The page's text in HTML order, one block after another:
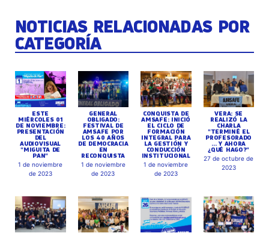
NOTICIAS RELACIONADAS POR
CATEGORÍA
ESTE
MIÉRCOLES 01
DE NOVIEMBRE:
PRESENTACIÓN
DEL
AUDIOVISUAL
"MIGUITA DE
PAN"
1 de noviembre
de 2023
GENERAL
OBLIGADO:
FESTIVAL DE
AMSAFE POR
LOS 40 AÑOS
DE DEMOCRACIA
EN
RECONQUISTA
1 de noviembre
de 2023
CONQUISTA DE
AMSAFE: INICIÓ
EL CICLO DE
FORMACIÓN
INTEGRAL PARA
LA GESTIÓN Y
CONDUCCIÓN
INSTITUCIONAL
1 de noviembre
de 2023
VERA: SE
REALIZÓ LA
CHARLA
"TERMINÉ EL
PROFESORADO
... Y AHORA
¿QUÉ HAGO?"
27 de octubre de
2023